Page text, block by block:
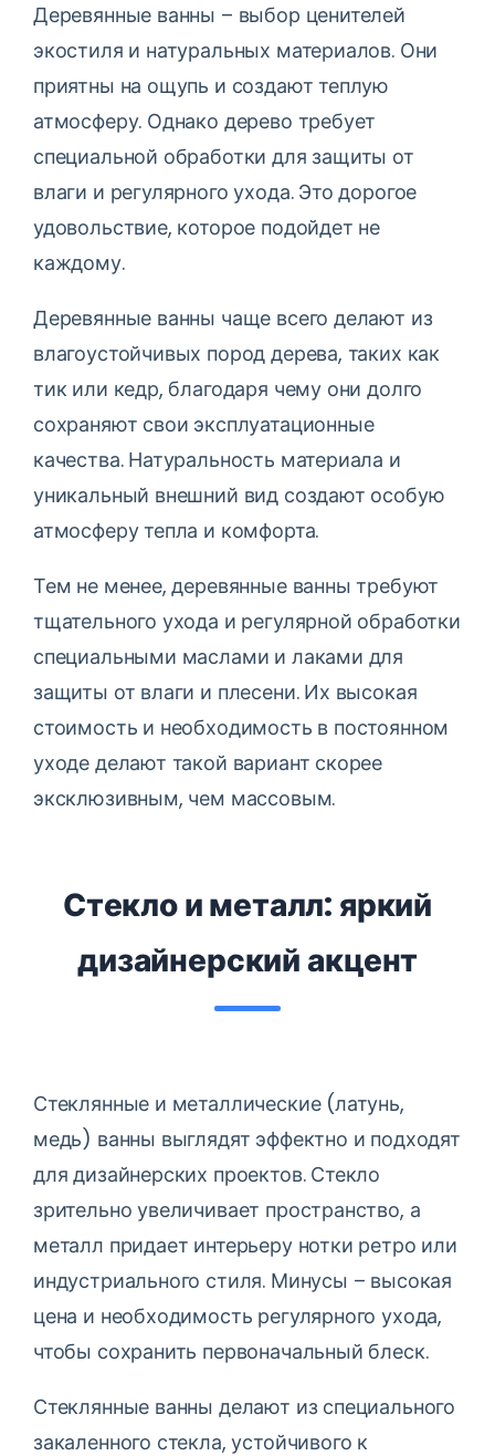
Деревянные ванны – выбор ценителей
экостиля и натуральных материалов. Они
приятны на ощупь и создают теплую
атмосферу. Однако дерево требует
специальной обработки для защиты от
влаги и регулярного ухода. Это дорогое
удовольствие, которое подойдет не
каждому.
Деревянные ванны чаще всего делают из
влагоустойчивых пород дерева, таких как
тик или кедр, благодаря чему они долго
сохраняют свои эксплуатационные
качества. Натуральность материала и
уникальный внешний вид создают особую
атмосферу тепла и комфорта.
Тем не менее, деревянные ванны требуют
тщательного ухода и регулярной обработки
специальными маслами и лаками для
защиты от влаги и плесени. Их высокая
стоимость и необходимость в постоянном
уходе делают такой вариант скорее
эксклюзивным, чем массовым.
Стекло и металл: яркий
дизайнерский акцент
Стеклянные и металлические (латунь,
медь) ванны выглядят эффектно и подходят
для дизайнерских проектов. Стекло
зрительно увеличивает пространство, а
металл придает интерьеру нотки ретро или
индустриального стиля. Минусы – высокая
цена и необходимость регулярного ухода,
чтобы сохранить первоначальный блеск.
Стеклянные ванны делают из специального
закаленного стекла, устойчивого к